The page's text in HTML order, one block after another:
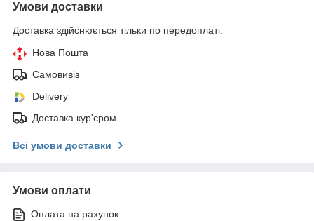
Умови доставки
Доставка здійснюється тільки по передоплаті.
Нова Пошта
Самовивіз
Delivery
Доставка кур'єром
Всі умови доставки
Умови оплати
Оплата на рахунок